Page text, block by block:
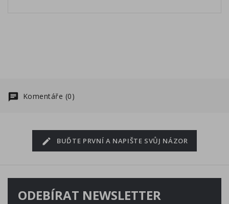
Komentáře (0)
BUĎTE PRVNÍ A NAPIŠTE SVŮJ NÁZOR
ODEBÍRAT NEWSLETTER